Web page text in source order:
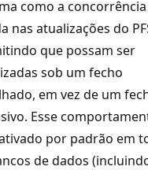
como a
nas atualizações do
que possam ser
sob um fecho
em vez de um
Esse
por padrão em
de dados